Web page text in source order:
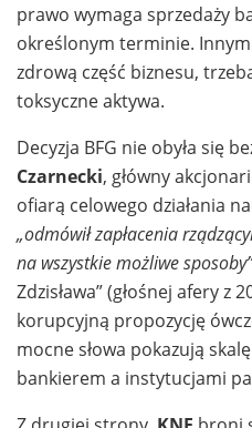
prawo wymaga sprzedaży
określonym terminie.
zdrową część biznesu,
toksyczne aktywa.
Decyzja BFG nie obyła się
Czarnecki, główny
ofiarą celowego działania
„odmówił zapłacenia
na wszystkie możliwe sposoby”
Zdzisława” (głośnej afery z
korupcyjną propozycję
mocne słowa pokazują
bankierem a instytucjami